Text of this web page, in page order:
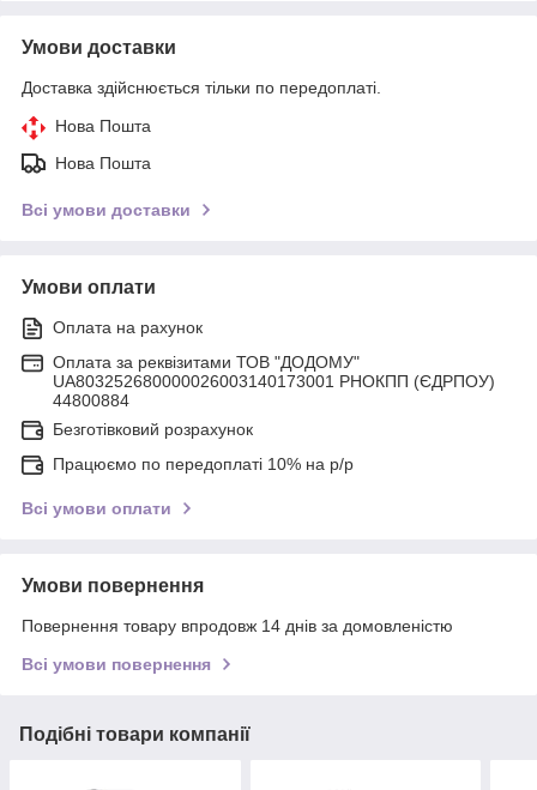
Умови доставки
Доставка здійснюється тільки по передоплаті.
Нова Пошта
Нова Пошта
Всі умови доставки
Умови оплати
Оплата на рахунок
Оплата за реквізитами ТОВ "ДОДОМУ"
UA803252680000026003140173001 РНОКПП (ЄДРПОУ)
44800884
Безготівковий розрахунок
Працюємо по передоплаті 10% на р/р
Всі умови оплати
Умови повернення
Повернення товару впродовж 14 днів за домовленістю
Всі умови повернення
Подібні товари компанії